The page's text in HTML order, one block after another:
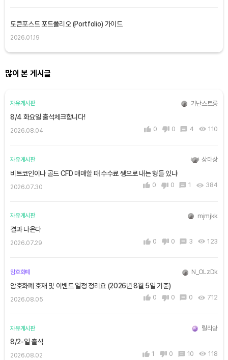
토큰포스트 포트폴리오 (Portfolio) 가이드
2026.01.19
많이 본 게시글
자유게시판 가난스트롱
8/4 화요일 출석체크합니다!
2026.08.04 0 0 4 110
자유게시판 상태상
비트코인이나 골드 CFD 매매할 때 수수료 쌩으로 내는 형들 있냐
2026.07.30 0 0 1 384
자유게시판 mjmjkk
결과 나온다
2026.07.29 0 0 3 123
암호화폐 N_OLzDk
암호화폐 호재 및 이벤트 일정 정리요 (2026년 8월 5일 기준)
2026.08.05 0 0 0 712
자유게시판 릴라당
8/2-일 출석
2026.08.02 1 0 10 118